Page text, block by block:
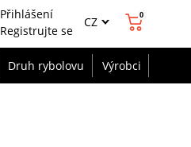
Přihlášení
Registrujte se
CZ 0
Druh rybolovu Výrobci